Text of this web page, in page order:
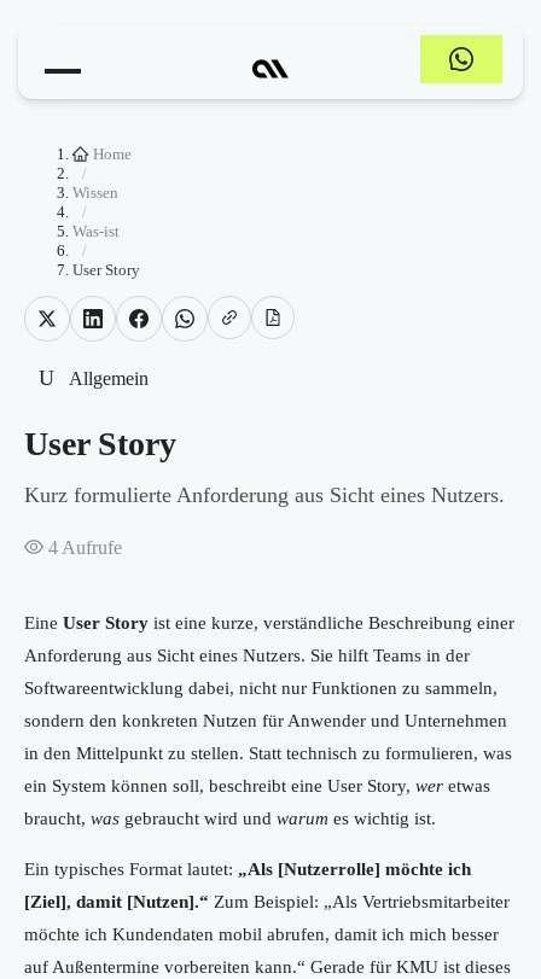
Home
/
Wissen
/
Was-ist
/
User Story
U Allgemein
User Story
Kurz formulierte Anforderung aus Sicht eines Nutzers.
4 Aufrufe
Eine User Story ist eine kurze, verständliche Beschreibung einer
Anforderung aus Sicht eines Nutzers. Sie hilft Teams in der
Softwareentwicklung dabei, nicht nur Funktionen zu sammeln,
sondern den konkreten Nutzen für Anwender und Unternehmen
in den Mittelpunkt zu stellen. Statt technisch zu formulieren, was
ein System können soll, beschreibt eine User Story, wer etwas
braucht, was gebraucht wird und warum es wichtig ist.
Ein typisches Format lautet: „Als [Nutzerrolle] möchte ich
[Ziel], damit [Nutzen].“ Zum Beispiel: „Als Vertriebsmitarbeiter
möchte ich Kundendaten mobil abrufen, damit ich mich besser
auf Außentermine vorbereiten kann.“ Gerade für KMU ist dieses